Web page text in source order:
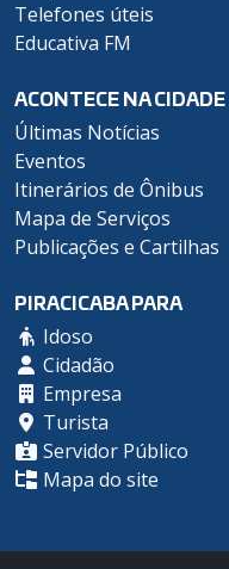
Telefones úteis
Educativa FM
ACONTECE NA CIDADE
Últimas Notícias
Eventos
Itinerários de Ônibus
Mapa de Serviços
Publicações e Cartilhas
PIRACICABA PARA
Idoso
Cidadão
Empresa
Turista
Servidor Público
Mapa do site